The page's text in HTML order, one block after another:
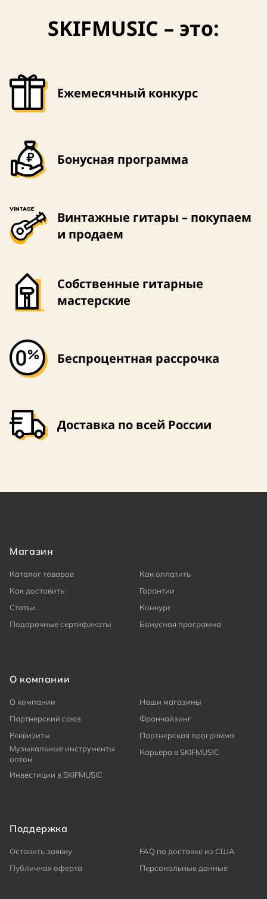
SKIFMUSIC – это:
Ежемесячный конкурс
Бонусная программа
Винтажные гитары – покупаем
и продаем
Собственные гитарные
мастерские
Беспроцентная рассрочка
Доставка по всей России
Магазин
Каталог товаров
Как оплатить
Как доставить
Гарантии
Статьи
Конкурс
Подарочные сертификаты
Бонусная программа
О компании
О компании
Наши магазины
Партнерский союз
Франчайзинг
Реквизиты
Партнерская программа
Музыкальные инструменты
оптом
Карьера в SKIFMUSIC
Инвестиции в SKIFMUSIC
Поддержка
Оставить заявку
FAQ по доставке из США
Публичная оферта
Персональные данные